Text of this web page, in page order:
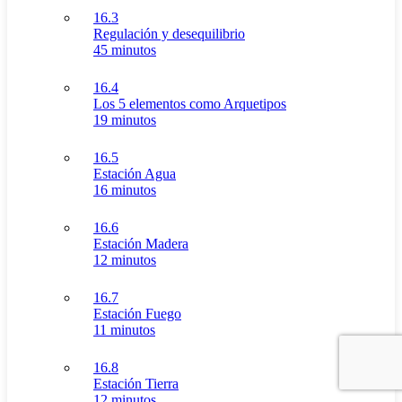
16.3
Regulación y desequilibrio
45 minutos
16.4
Los 5 elementos como Arquetipos
19 minutos
16.5
Estación Agua
16 minutos
16.6
Estación Madera
12 minutos
16.7
Estación Fuego
11 minutos
16.8
Estación Tierra